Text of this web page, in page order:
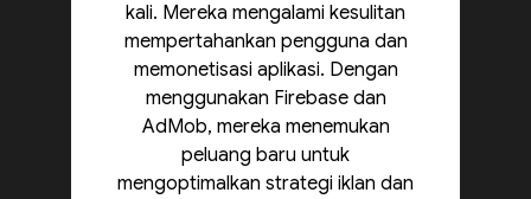
kali. Mereka mengalami kesulitan
mempertahankan pengguna dan
memonetisasi aplikasi. Dengan
menggunakan Firebase dan
AdMob, mereka menemukan
peluang baru untuk
mengoptimalkan strategi iklan dan